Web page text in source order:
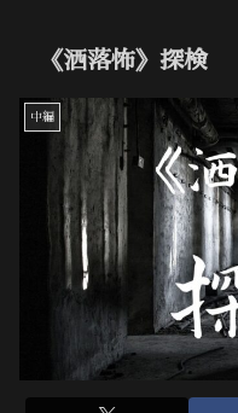
《洒落怖》探検
中編